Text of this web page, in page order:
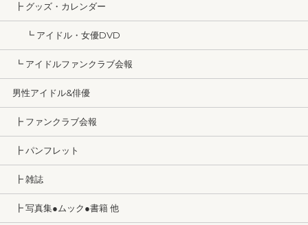
┣ グッズ・カレンダー
┗ アイドル・女優DVD
┗ アイドルファンクラブ会報
男性アイドル&俳優
┣ ファンクラブ会報
┣ パンフレット
┣ 雑誌
┣ 写真集●ムック●書籍 他